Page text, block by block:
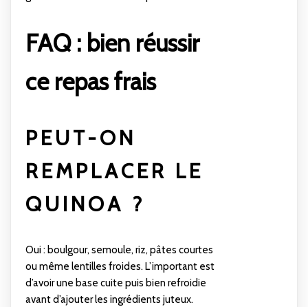
FAQ : bien réussir
ce repas frais
PEUT-ON
REMPLACER LE
QUINOA ?
Oui : boulgour, semoule, riz, pâtes courtes
ou même lentilles froides. L’important est
d’avoir une base cuite puis bien refroidie
avant d’ajouter les ingrédients juteux.